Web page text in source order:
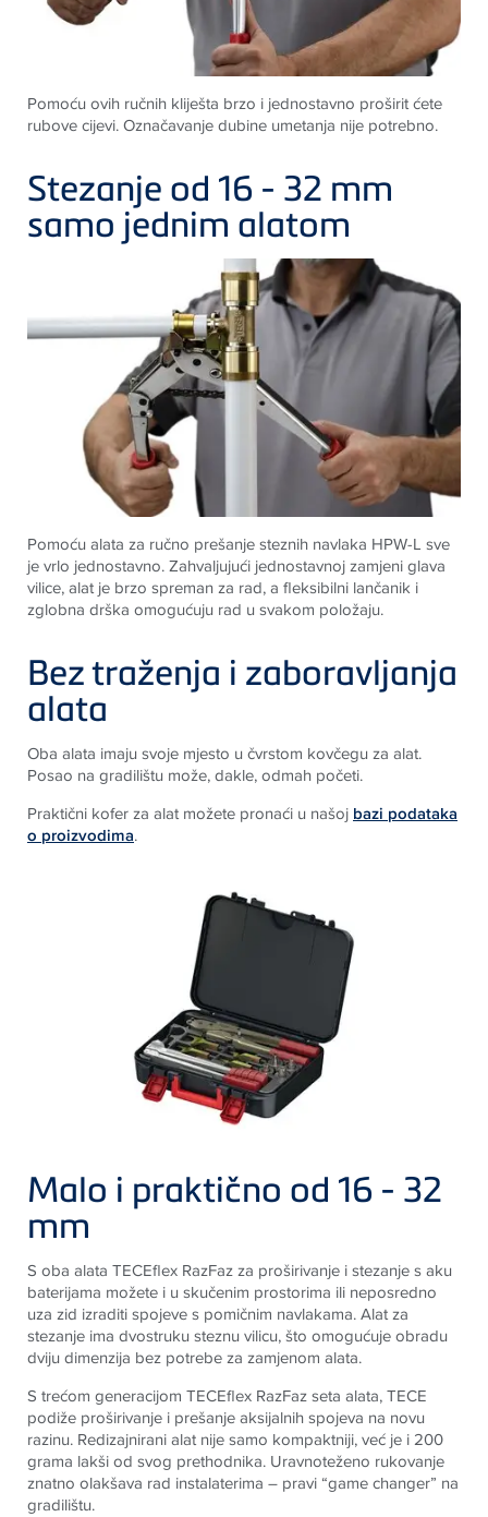
Pomoću ovih ručnih kliješta brzo i jednostavno proširit ćete
rubove cijevi. Označavanje dubine umetanja nije potrebno.
Stezanje od 16 - 32 mm
samo jednim alatom
Pomoću alata za ručno prešanje steznih navlaka HPW-L sve
je vrlo jednostavno. Zahvaljujući jednostavnoj zamjeni glava
vilice, alat je brzo spreman za rad, a fleksibilni lančanik i
zglobna drška omogućuju rad u svakom položaju.
Bez traženja i zaboravljanja
alata
Oba alata imaju svoje mjesto u čvrstom kovčegu za alat.
Posao na gradilištu može, dakle, odmah početi.
Praktični kofer za alat možete pronaći u našoj bazi podataka
o proizvodima.
Malo i praktično od 16 - 32
mm
S oba alata TECEflex RazFaz za proširivanje i stezanje s aku
baterijama možete i u skučenim prostorima ili neposredno
uza zid izraditi spojeve s pomičnim navlakama. Alat za
stezanje ima dvostruku steznu vilicu, što omogućuje obradu
dviju dimenzija bez potrebe za zamjenom alata.
S trećom generacijom TECEflex RazFaz seta alata, TECE
podiže proširivanje i prešanje aksijalnih spojeva na novu
razinu. Redizajnirani alat nije samo kompaktniji, već je i 200
grama lakši od svog prethodnika. Uravnoteženo rukovanje
znatno olakšava rad instalaterima – pravi “game changer” na
gradilištu.